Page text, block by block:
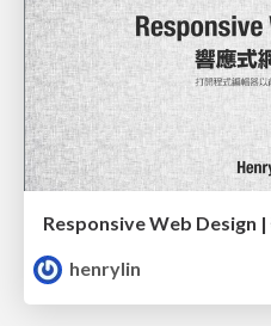
Responsive Web Design
henrylin